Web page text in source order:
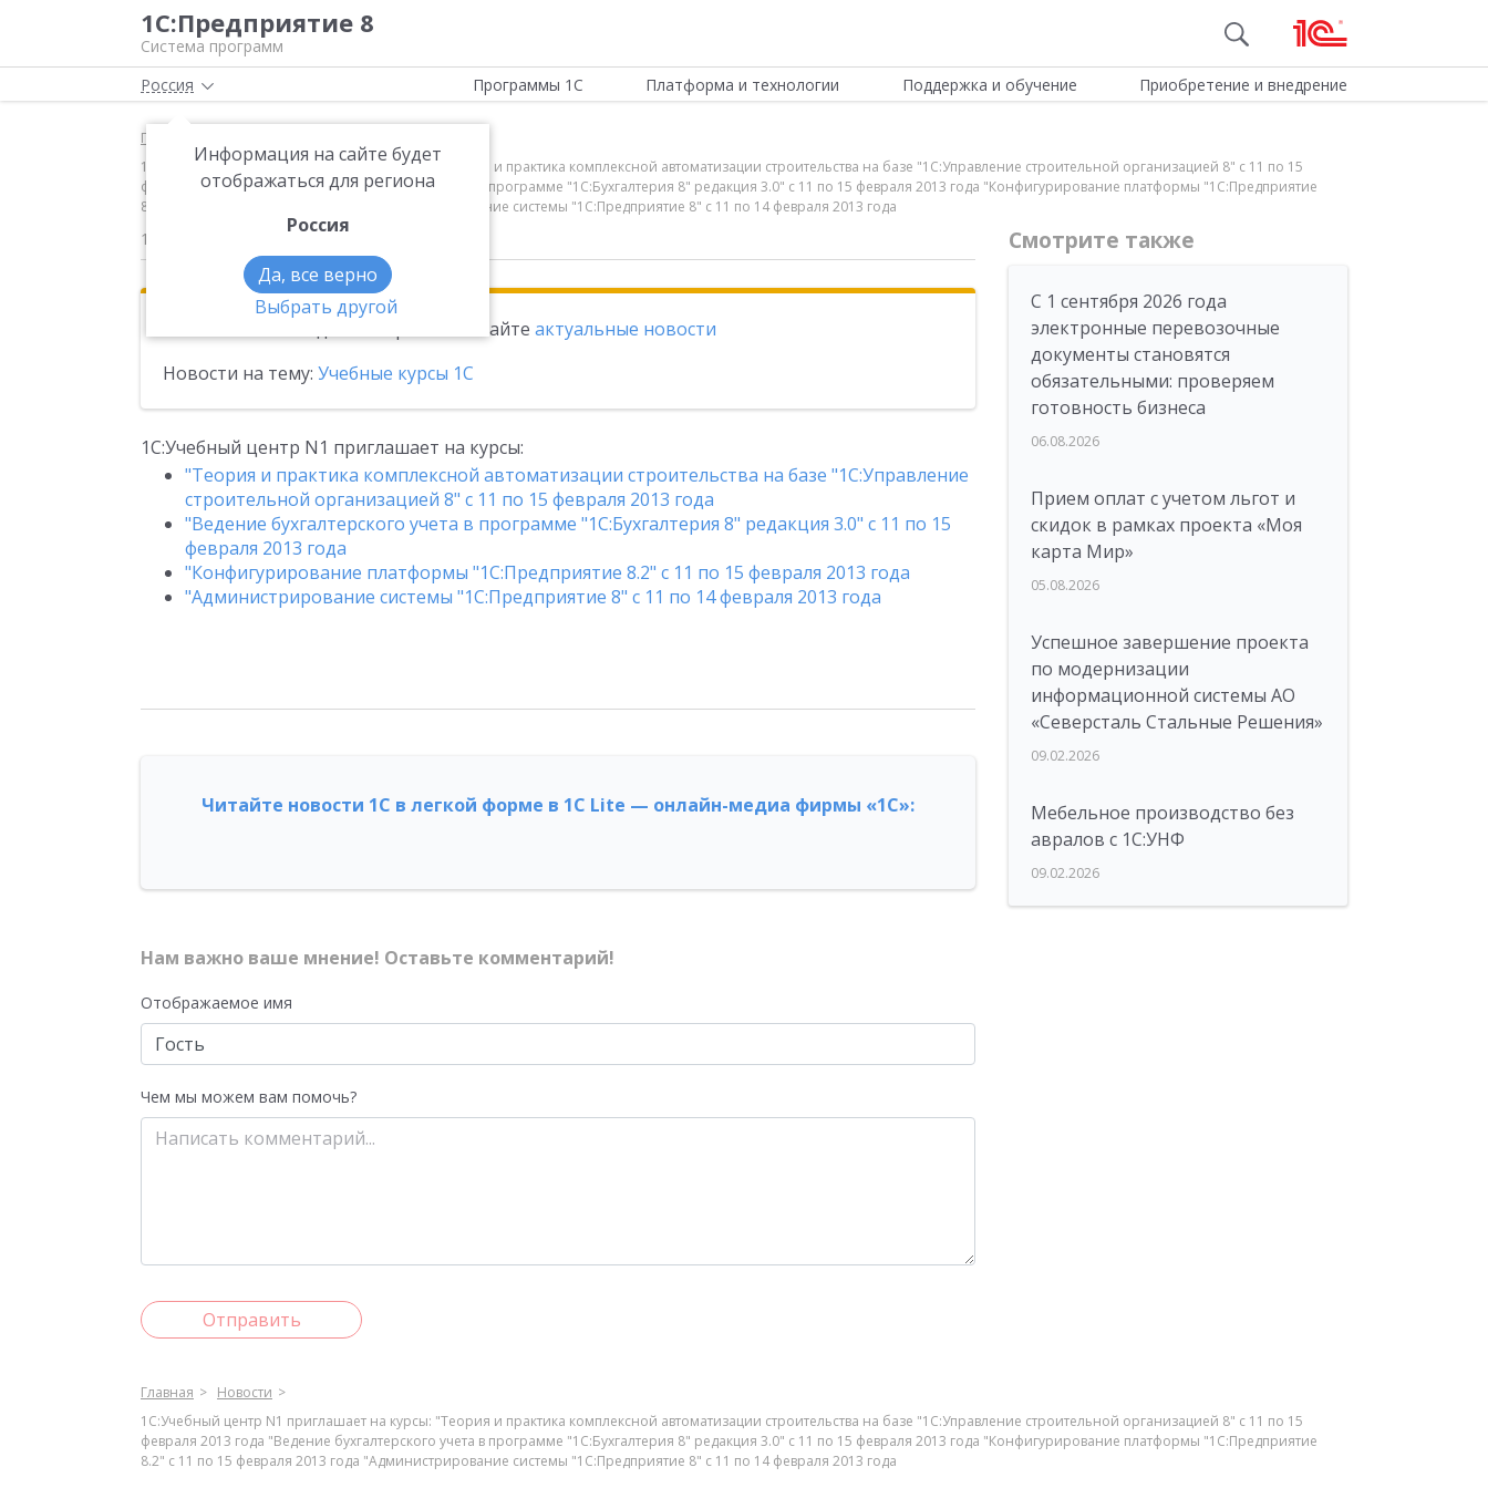
1С:Предприятие 8
Система программ
Россия
Информация на сайте будет
отображаться для региона
Россия
Да, все верно
Выбрать другой
Программы 1С Платформа и технологии Поддержка и обучение Приобретение и внедрение
Главная
1С:Учебный центр N1 приглашает на курсы: "Теория и практика комплексной автоматизации строительства на базе "1С:Управление строительной организацией 8" с 11 по 15
февраля 2013 года "Ведение бухгалтерского учета в программе "1С:Бухгалтерия 8" редакция 3.0" с 11 по 15 февраля 2013 года "Конфигурирование платформы "1С:Предприятие
8.2" с 11 по 15 февраля 2013 года "Администрирование системы "1С:Предприятие 8" с 11 по 14 февраля 2013 года
17.01.2013
Эта новость находится в архиве. Читайте актуальные новости
Новости на тему: Учебные курсы 1С
1С:Учебный центр N1 приглашает на курсы:
"Теория и практика комплексной автоматизации строительства на базе "1С:Управление
строительной организацией 8" с 11 по 15 февраля 2013 года
"Ведение бухгалтерского учета в программе "1С:Бухгалтерия 8" редакция 3.0" с 11 по 15
февраля 2013 года
"Конфигурирование платформы "1С:Предприятие 8.2" с 11 по 15 февраля 2013 года
"Администрирование системы "1С:Предприятие 8" с 11 по 14 февраля 2013 года
Читайте новости 1С в легкой форме в 1С Lite — онлайн-медиа фирмы «1С»:
Нам важно ваше мнение! Оставьте комментарий!
Отображаемое имя
Чем мы можем вам помочь?
Отправить
Смотрите также
С 1 сентября 2026 года
электронные перевозочные
документы становятся
обязательными: проверяем
готовность бизнеса
06.08.2026
Прием оплат с учетом льгот и
скидок в рамках проекта «Моя
карта Мир»
05.08.2026
Успешное завершение проекта
по модернизации
информационной системы АО
«Северсталь Стальные Решения»
09.02.2026
Мебельное производство без
авралов с 1С:УНФ
09.02.2026
Главная
Новости
1С:Учебный центр N1 приглашает на курсы: "Теория и практика комплексной автоматизации строительства на базе "1С:Управление строительной организацией 8" с 11 по 15
февраля 2013 года "Ведение бухгалтерского учета в программе "1С:Бухгалтерия 8" редакция 3.0" с 11 по 15 февраля 2013 года "Конфигурирование платформы "1С:Предприятие
8.2" с 11 по 15 февраля 2013 года "Администрирование системы "1С:Предприятие 8" с 11 по 14 февраля 2013 года